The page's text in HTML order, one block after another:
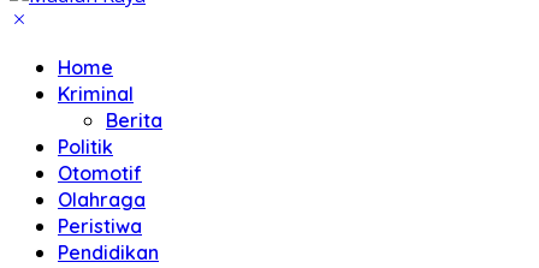
Home
Kriminal
Berita
Politik
Otomotif
Olahraga
Peristiwa
Pendidikan